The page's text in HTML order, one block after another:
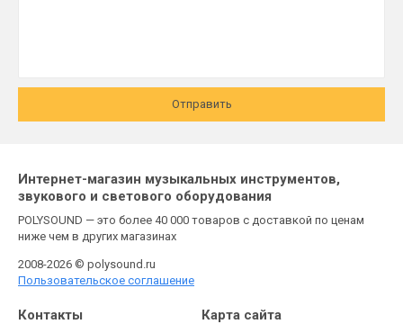
Отправить
Интернет-магазин музыкальных инструментов,
звукового и светового оборудования
POLYSOUND — это более 40 000 товаров с доставкой по ценам
ниже чем в других магазинах
2008-2026 © polysound.ru
Пользовательское соглашение
Контакты Карта сайта